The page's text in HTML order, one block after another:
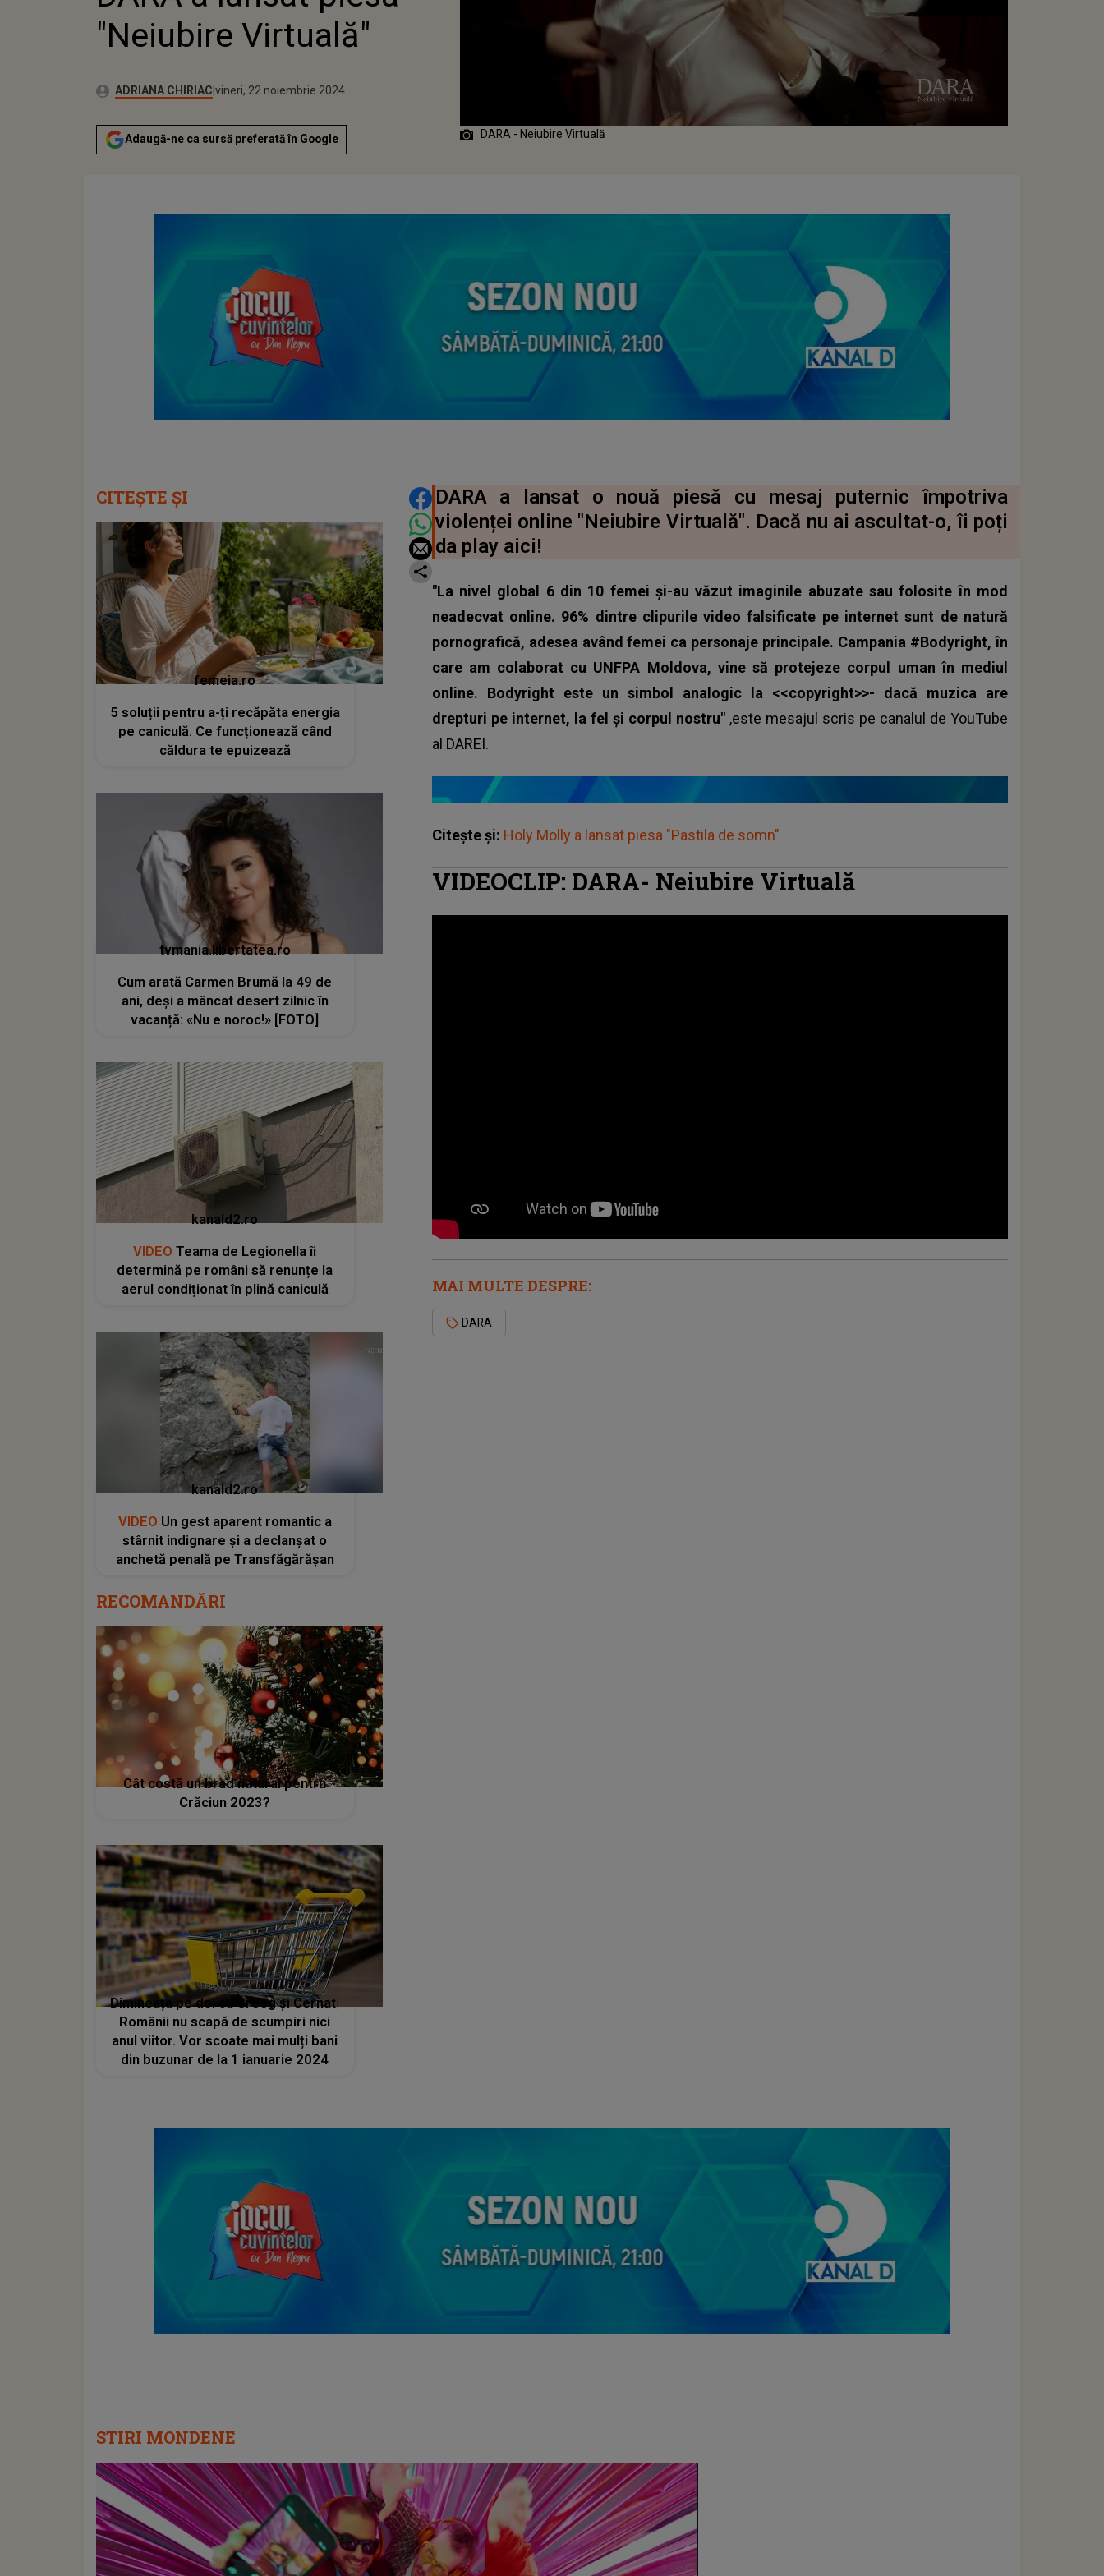
"Neiubire Virtuală"
Autor:ADRIANA CHIRIACPublicat:
miercuri, 22 noiembrie 2023
Actualizat:
vineri, 22 noiembrie 2024
Adaugă-ne ca sursă preferată în Google DARA - Neiubire Virtuală
DISTRIBUIE ARTICOLUL
DARA a lansat o nouă piesă cu mesaj puternic împotriva
violenței online "Neiubire Virtuală". Dacă nu ai ascultat-o, îi poți
da play aici!
"La nivel global 6 din 10 femei și-au văzut imaginile abuzate sau folosite în mod
neadecvat online. 96% dintre clipurile video falsificate pe internet sunt de natură
pornografică, adesea având femei ca personaje principale. Campania #Bodyright, în
care am colaborat cu UNFPA Moldova, vine să protejeze corpul uman în mediul
online. Bodyright este un simbol analogic la <<copyright>>- dacă muzica are
drepturi pe internet, la fel și corpul nostru" ,este mesajul scris pe canalul de YouTube
al DAREI.
Citește și: Holy Molly a lansat piesa "Pastila de somn"
VIDEOCLIP: DARA- Neiubire Virtuală
MAI MULTE DESPRE:
DARA
CITEȘTE ȘI
femeia.ro
5 soluții pentru a-ți recăpăta energia
pe caniculă. Ce funcționează când
căldura te epuizează
tvmania.libertatea.ro
Cum arată Carmen Brumă la 49 de
ani, deși a mâncat desert zilnic în
vacanță: «Nu e noroc!» [FOTO]
kanald2.ro
VIDEO Teama de Legionella îi
determină pe români să renunțe la
aerul condiționat în plină caniculă
kanald2.ro
VIDEO Un gest aparent romantic a
stârnit indignare și a declanșat o
anchetă penală pe Transfăgărășan
RECOMANDĂRI
Cât costă un brad natural pentru
Crăciun 2023?
Dimineața pe doi cu Greeg și Cernat|
Românii nu scapă de scumpiri nici
anul viitor. Vor scoate mai mulți bani
din buzunar de la 1 ianuarie 2024
STIRI MONDENE